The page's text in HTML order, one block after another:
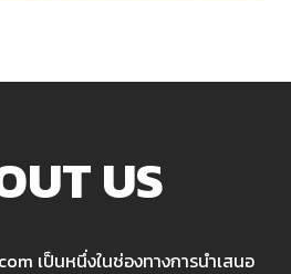
US
เป็นหนึ่งในช่องทางการนำเสนอ